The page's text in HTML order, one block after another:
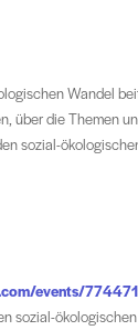
Wandel
über die Themen
sozial-
events/
sozial-